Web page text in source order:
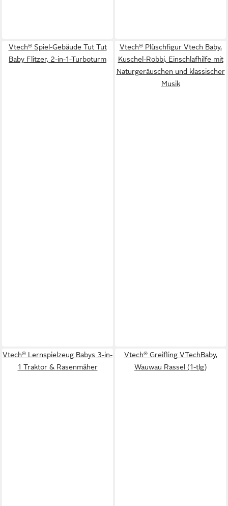
Vtech® Spiel-Gebäude Tut Tut
Baby Flitzer, 2-in-1-Turboturm
Vtech® Plüschfigur Vtech Baby,
Kuschel-Robbi, Einschlafhilfe mit
Naturgeräuschen und klassischer
Musik
Vtech® Lernspielzeug Babys 3-in-
1 Traktor & Rasenmäher
Vtech® Greifling VTechBaby,
Wauwau Rassel (1-tlg)